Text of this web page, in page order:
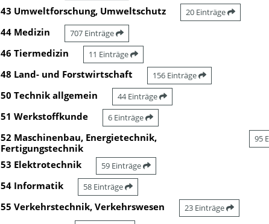
43 Umweltforschung, Umweltschutz 20 Einträge
44 Medizin 707 Einträge
46 Tiermedizin 11 Einträge
48 Land- und Forstwirtschaft 156 Einträge
50 Technik allgemein 44 Einträge
51 Werkstoffkunde 6 Einträge
52 Maschinenbau, Energietechnik,
Fertigungstechnik
95
53 Elektrotechnik 59 Einträge
54 Informatik 58 Einträge
55 Verkehrstechnik, Verkehrswesen 23 Einträge